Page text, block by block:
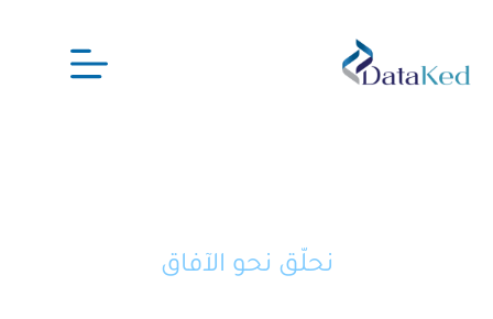
نحلّق نحو الآفاق